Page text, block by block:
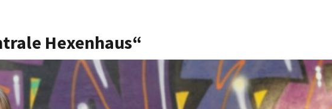
Hexenhaus“